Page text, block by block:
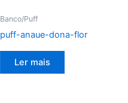
Banco/Puff
puff-anaue-dona-flor
Ler mais